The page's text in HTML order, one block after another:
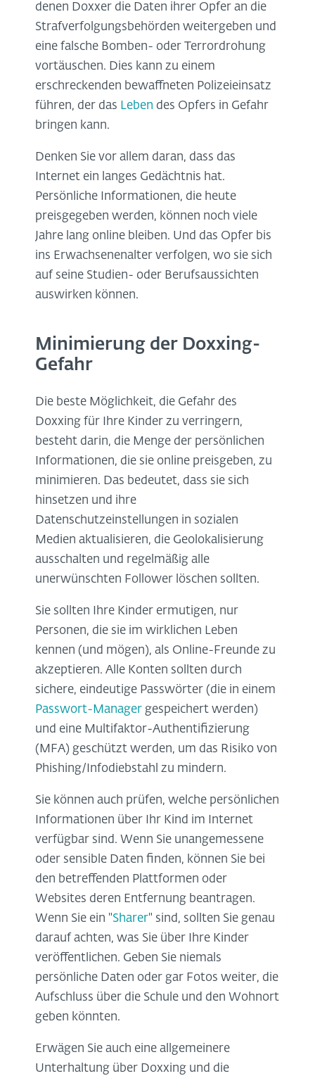
denen Doxxer die Daten ihrer Opfer an die
Strafverfolgungsbehörden weitergeben und
eine falsche Bomben- oder Terrordrohung
vortäuschen. Dies kann zu einem
erschreckenden bewaffneten Polizeieinsatz
führen, der das Leben des Opfers in Gefahr
bringen kann.
Denken Sie vor allem daran, dass das
Internet ein langes Gedächtnis hat.
Persönliche Informationen, die heute
preisgegeben werden, können noch viele
Jahre lang online bleiben. Und das Opfer bis
ins Erwachsenenalter verfolgen, wo sie sich
auf seine Studien- oder Berufsaussichten
auswirken können.
Minimierung der Doxxing-
Gefahr
Die beste Möglichkeit, die Gefahr des
Doxxing für Ihre Kinder zu verringern,
besteht darin, die Menge der persönlichen
Informationen, die sie online preisgeben, zu
minimieren. Das bedeutet, dass sie sich
hinsetzen und ihre
Datenschutzeinstellungen in sozialen
Medien aktualisieren, die Geolokalisierung
ausschalten und regelmäßig alle
unerwünschten Follower löschen sollten.
Sie sollten Ihre Kinder ermutigen, nur
Personen, die sie im wirklichen Leben
kennen (und mögen), als Online-Freunde zu
akzeptieren. Alle Konten sollten durch
sichere, eindeutige Passwörter (die in einem
Passwort-Manager gespeichert werden)
und eine Multifaktor-Authentifizierung
(MFA) geschützt werden, um das Risiko von
Phishing/Infodiebstahl zu mindern.
Sie können auch prüfen, welche persönlichen
Informationen über Ihr Kind im Internet
verfügbar sind. Wenn Sie unangemessene
oder sensible Daten finden, können Sie bei
den betreffenden Plattformen oder
Websites deren Entfernung beantragen.
Wenn Sie ein "Sharer" sind, sollten Sie genau
darauf achten, was Sie über Ihre Kinder
veröffentlichen. Geben Sie niemals
persönliche Daten oder gar Fotos weiter, die
Aufschluss über die Schule und den Wohnort
geben könnten.
Erwägen Sie auch eine allgemeinere
Unterhaltung über Doxxing und die